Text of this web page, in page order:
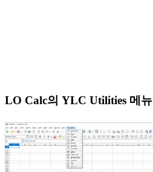
LO Calc의 YLC Utilities 메뉴